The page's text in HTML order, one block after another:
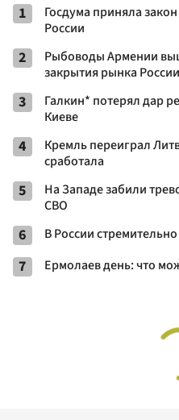
1
Госдума приняла
России
2
Рыбоводы Армении
закрытия рынка России
3
Галкин* потерял дар
Киеве
4
Кремль переиграл
сработала
5
На Западе забили
СВО
6 В России
7 Ермолаев день: что